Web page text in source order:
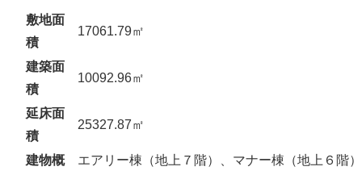
敷地面
積
17061.79㎡
建築面
積
10092.96㎡
延床面
積
25327.87㎡
建物概
エアリー棟（地上７階）、マナー棟（地上６階